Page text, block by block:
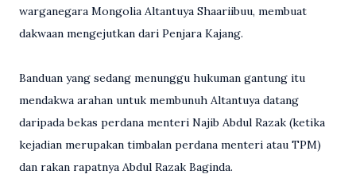
warganegara Mongolia Altantuya Shaariibuu, membuat
dakwaan mengejutkan dari Penjara Kajang.
Banduan yang sedang menunggu hukuman gantung itu
mendakwa arahan untuk membunuh Altantuya datang
daripada bekas perdana menteri Najib Abdul Razak (ketika
kejadian merupakan timbalan perdana menteri atau TPM)
dan rakan rapatnya Abdul Razak Baginda.